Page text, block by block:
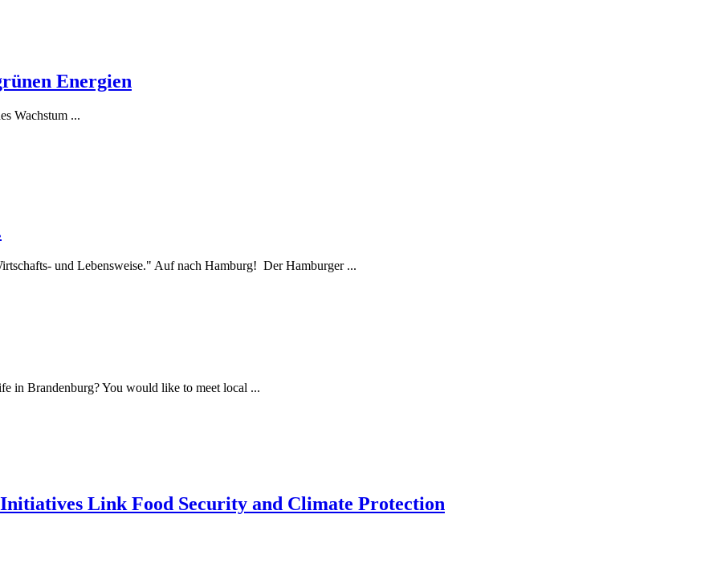
Energien
Wachstum ...
und Lebensweise." Auf nach Hamburg! Der Hamburger ...
in Brandenburg? You would like to meet local ...
Link Food Security and Climate Protection